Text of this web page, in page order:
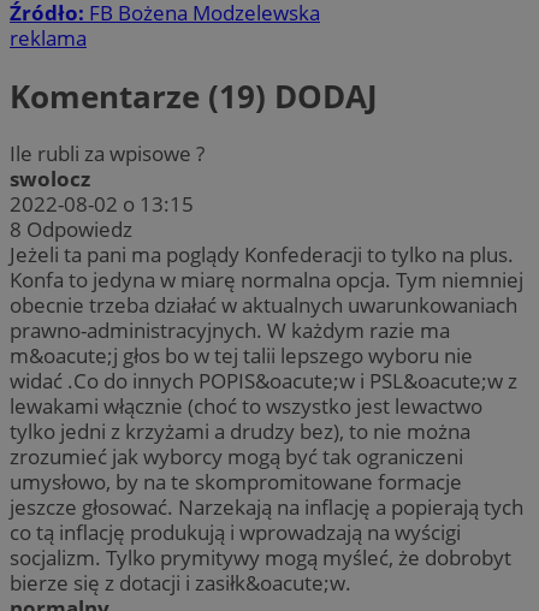
Źródło: FB Bożena Modzelewska
reklama
Komentarze (19) DODAJ
Ile rubli za wpisowe ?
swolocz
2022-08-02 o 13:15
8 Odpowiedz
Jeżeli ta pani ma poglądy Konfederacji to tylko na plus.
Konfa to jedyna w miarę normalna opcja. Tym niemniej
obecnie trzeba działać w aktualnych uwarunkowaniach
prawno-administracyjnych. W każdym razie ma
m&oacute;j głos bo w tej talii lepszego wyboru nie
widać .Co do innych POPIS&oacute;w i PSL&oacute;w z
lewakami włącznie (choć to wszystko jest lewactwo
tylko jedni z krzyżami a drudzy bez), to nie można
zrozumieć jak wyborcy mogą być tak ograniczeni
umysłowo, by na te skompromitowane formacje
jeszcze głosować. Narzekają na inflację a popierają tych
co tą inflację produkują i wprowadzają na wyścigi
socjalizm. Tylko prymitywy mogą myśleć, że dobrobyt
bierze się z dotacji i zasiłk&oacute;w.